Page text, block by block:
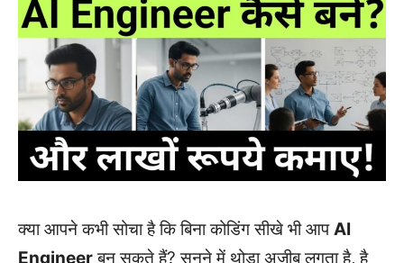
क्या आपने कभी सोचा है कि बिना कोडिंग सीखे भी आप AI
Engineerबन सकते हैं? सुनने में थोड़ा अजीब लगता है, है